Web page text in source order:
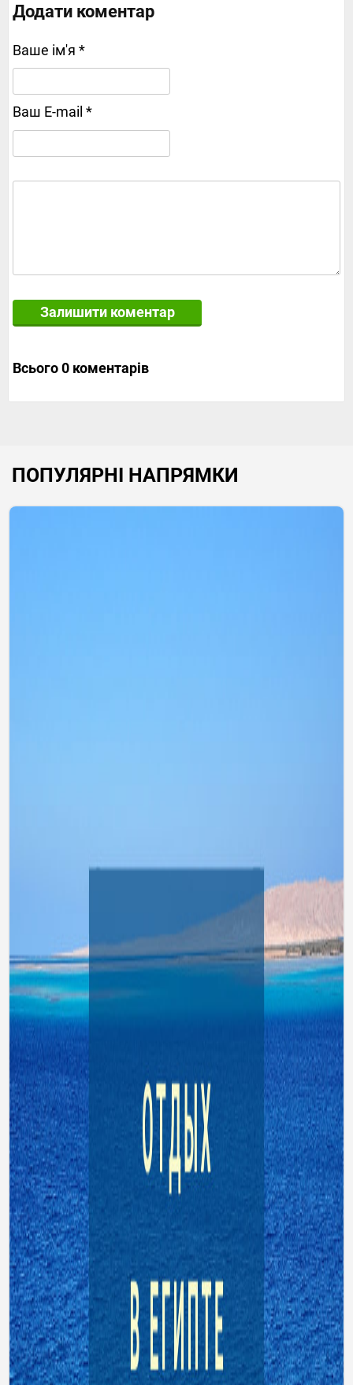
Додати коментар
Ваше ім'я *
Ваш E-mail *
Залишити коментар
Всього 0 коментарів
ПОПУЛЯРНІ НАПРЯМКИ